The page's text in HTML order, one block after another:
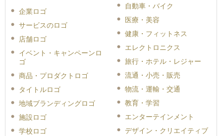
企業ロゴ
サービスのロゴ
店舗ロゴ
イベント・キャンペーンロ
ゴ
商品・プロダクトロゴ
タイトルロゴ
地域ブランディングロゴ
施設ロゴ
学校ロゴ
自動車・バイク
医療・美容
健康・フィットネス
エレクトロニクス
旅行・ホテル・レジャー
流通・小売・販売
物流・運輸・交通
教育・学習
エンターテインメント
デザイン・クリエイティブ